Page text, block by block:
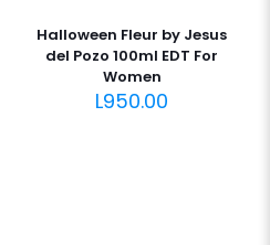
Halloween Fleur by Jesus
del Pozo 100ml EDT For
Women
L950.00